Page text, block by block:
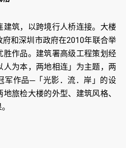
建筑，以跨境行人桥连接。大楼
和深圳市政府在2010年联合举
胜作品。建筑署高级工程策划经
为本，两地相连」为主题，两
军作品─「光影．流．岸」的设
旅检大楼的外型、建筑风格、